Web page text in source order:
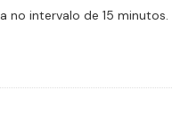
intervalo de 15 minutos.